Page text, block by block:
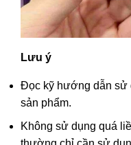
Lưu ý
Đọc kỹ hướng dẫn sử
sản phẩm.
Không sử dụng quá